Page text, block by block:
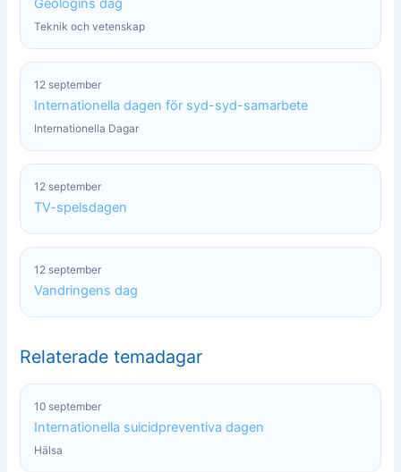
Geologins dag
Teknik och vetenskap
12 september
Internationella dagen för syd-syd-samarbete
Internationella Dagar
12 september
TV-spelsdagen
12 september
Vandringens dag
Relaterade temadagar
10 september
Internationella suicidpreventiva dagen
Hälsa